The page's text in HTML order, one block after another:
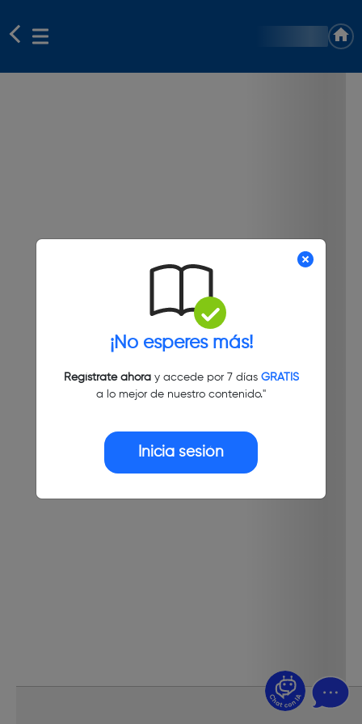
¡No esperes más!
Regístrate ahoray accede por 7 días GRATIS
a lo mejor de nuestro contenido."
Inicia sesión